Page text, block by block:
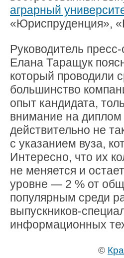
аграрный
«Юриспруденция»,
Руководитель
Елана Таращук
который проводили
большинство
опыт кандидата,
внимание на диплом
действительно не
с указанием вуза,
Интересно, что их
не меняется и
уровне — 2 % от
популярным среди
выпускников-
информационных
©